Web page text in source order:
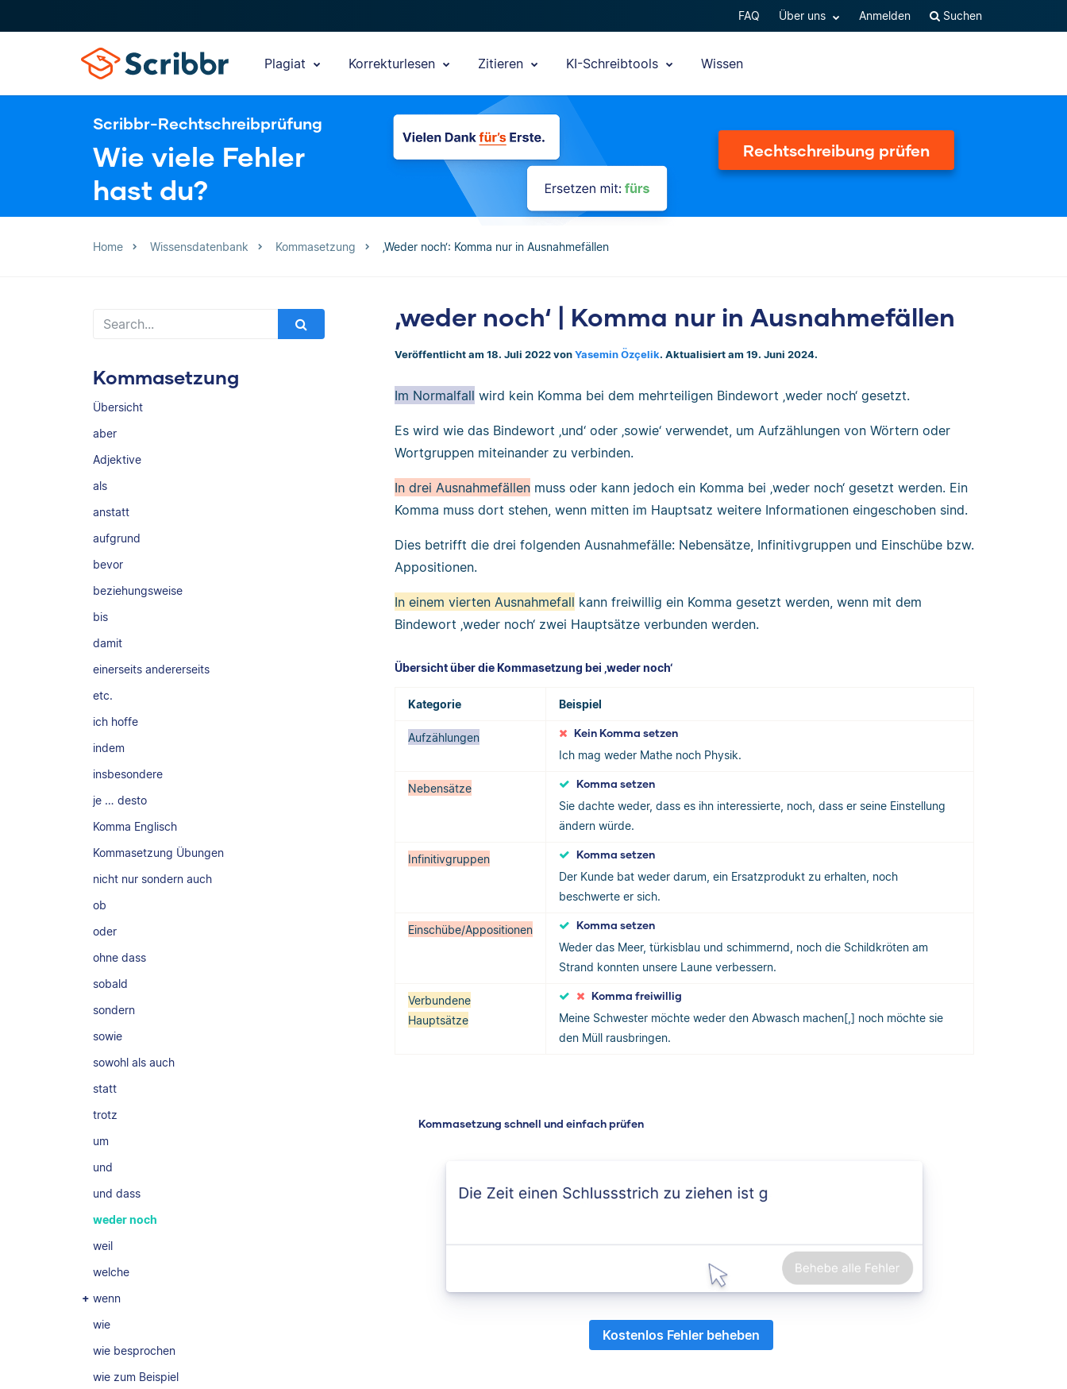
FAQ Über uns Anmelden Suchen
Plagiat Korrekturlesen Zitieren KI-Schreibtools Wissen
Scribbr-Rechtschreibprüfung
Wie viele Fehler
hast du?
Rechtschreibung prüfen
Home Wissensdatenbank Kommasetzung ‚Weder noch‘: Komma nur in Ausnahmefällen
Kommasetzung
Übersicht
aber
Adjektive
als
anstatt
aufgrund
bevor
beziehungsweise
bis
damit
einerseits andererseits
etc.
ich hoffe
indem
insbesondere
je … desto
Komma Englisch
Kommasetzung Übungen
nicht nur sondern auch
ob
oder
ohne dass
sobald
sondern
sowie
sowohl als auch
statt
trotz
um
und
und dass
weder noch
weil
welche
wenn
wie
wie besprochen
wie zum Beispiel
‚weder noch‘ | Komma nur in Ausnahmefällen
Veröffentlicht am 18. Juli 2022 von Yasemin Özçelik. Aktualisiert am 19. Juni 2024.
Im Normalfall wird kein Komma bei dem mehrteiligen Bindewort ‚weder noch‘ gesetzt.
Es wird wie das Bindewort ‚und‘ oder ‚sowie‘ verwendet, um Aufzählungen von Wörtern oder
Wortgruppen miteinander zu verbinden.
In drei Ausnahmefällen muss oder kann jedoch ein Komma bei ‚weder noch‘ gesetzt werden. Ein
Komma muss dort stehen, wenn mitten im Hauptsatz weitere Informationen eingeschoben sind.
Dies betrifft die drei folgenden Ausnahmefälle: Nebensätze, Infinitivgruppen und Einschübe bzw.
Appositionen.
In einem vierten Ausnahmefall kann freiwillig ein Komma gesetzt werden, wenn mit dem
Bindewort ‚weder noch‘ zwei Hauptsätze verbunden werden.
Übersicht über die Kommasetzung bei ‚weder noch‘
Kategorie Beispiel
Aufzählungen Kein Komma setzen
Ich mag weder Mathe noch Physik.
Nebensätze Komma setzen
Sie dachte weder, dass es ihn interessierte, noch, dass er seine Einstellung
ändern würde.
Infinitivgruppen Komma setzen
Der Kunde bat weder darum, ein Ersatzprodukt zu erhalten, noch
beschwerte er sich.
Einschübe/Appositionen Komma setzen
Weder das Meer, türkisblau und schimmernd, noch die Schildkröten am
Strand konnten unsere Laune verbessern.
Verbundene
Hauptsätze
Komma freiwillig
Meine Schwester möchte weder den Abwasch machen[,] noch möchte sie
den Müll rausbringen.
Kommasetzung schnell und einfach prüfen
Kostenlos Fehler beheben